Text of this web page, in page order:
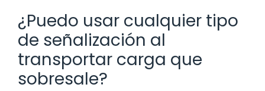
¿Puedo usar cualquier tipo
de señalización al
transportar carga que
sobresale?